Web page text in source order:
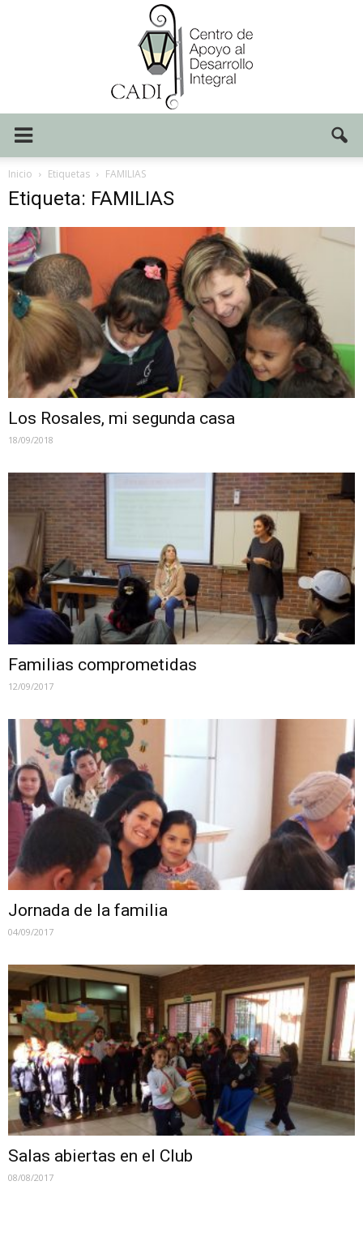
Inicio Etiquetas FAMILIAS
Etiqueta: FAMILIAS
Los Rosales, mi segunda casa
18/09/2018
Familias comprometidas
12/09/2017
Jornada de la familia
04/09/2017
Salas abiertas en el Club
08/08/2017